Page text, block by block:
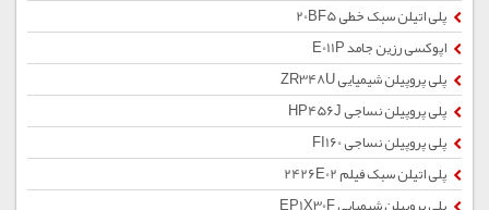
پلی اتیلن سبک خطی 20BF5
اپوکسی رزین جامد E011P
پلی پروپیلن شیمیایی ZR348U
پلی پروپیلن نساجی HP456J
پلی پروپیلن نساجی FI160
پلی اتیلن سبک فیلم 2426E02